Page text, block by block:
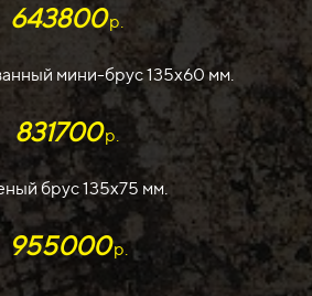
643800р.
мини-брус 135х60 мм.
831700р.
брус 135х75 мм.
955000р.